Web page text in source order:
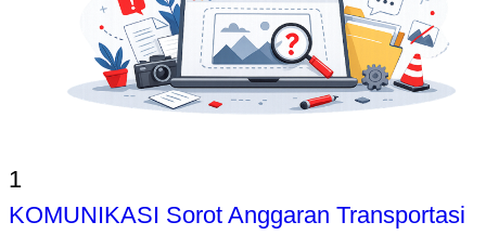
1
KOMUNIKASI Sorot Anggaran Transportasi